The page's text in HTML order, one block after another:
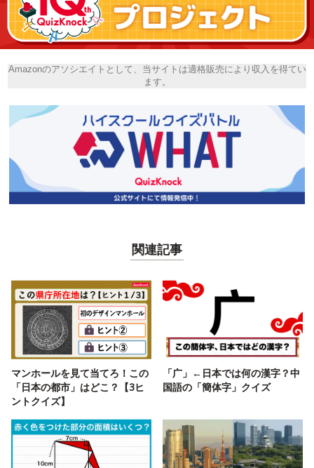
Amazonのアソシエイトとして、当サイトは適格販売により収入を得てい
ます。
関連記事
マンホールを見て当てろ！この
「日本の都市」はどこ？【3ヒ
ントクイズ】
「广」←日本では何の漢字？中
国語の「簡体字」クイズ